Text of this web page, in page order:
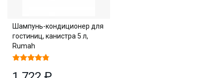
Шампунь-кондиционер для
гостиниц, канистра 5 л,
Rumah